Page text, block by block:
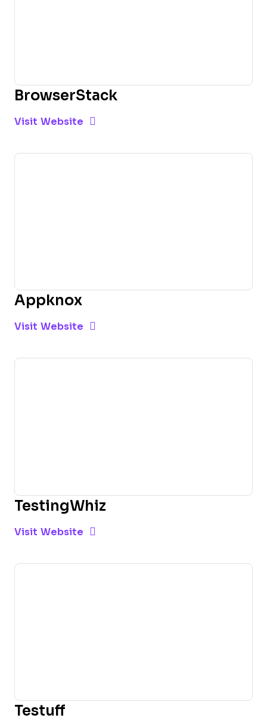
BrowserStack
Visit Website Opens New Window
Appknox
Visit Website Opens New Window
TestingWhiz
Visit Website Opens New Window
Testuff